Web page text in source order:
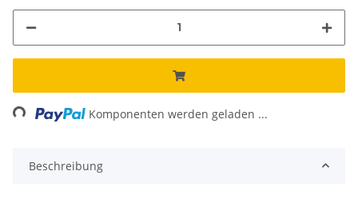
Loading... Komponenten werden geladen ...
Beschreibung